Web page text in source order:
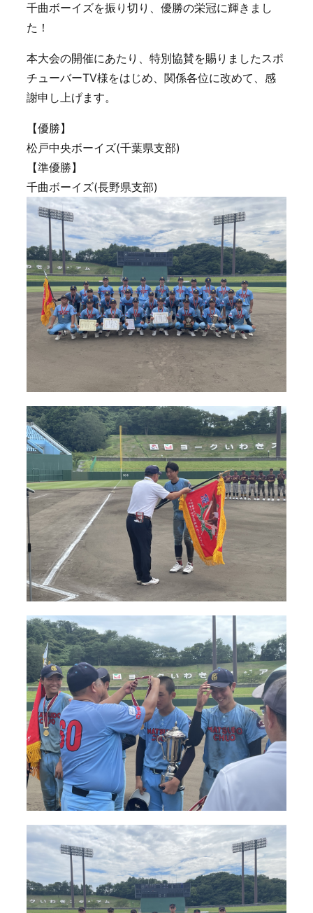
千曲ボーイズを振り切り、優勝の栄冠に輝きまし
た！
本大会の開催にあたり、特別協賛を賜りましたスポ
チューバーTV様をはじめ、関係各位に改めて、感
謝申し上げます。
【優勝】
松戸中央ボーイズ(千葉県支部)
【準優勝】
千曲ボーイズ(長野県支部)